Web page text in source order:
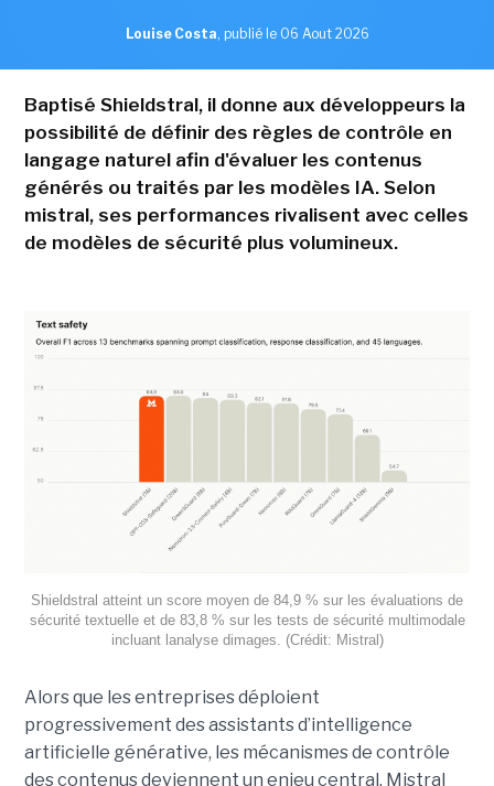
Louise Costa, publié le 06 Aout 2026
Baptisé Shieldstral, il donne aux développeurs la
possibilité de définir des règles de contrôle en
langage naturel afin d'évaluer les contenus
générés ou traités par les modèles IA. Selon
mistral, ses performances rivalisent avec celles
de modèles de sécurité plus volumineux.
Shieldstral atteint un score moyen de 84,9 % sur les évaluations de
sécurité textuelle et de 83,8 % sur les tests de sécurité multimodale
incluant lanalyse dimages. (Crédit: Mistral)
Alors que les entreprises déploient
progressivement des assistants d’intelligence
artificielle générative, les mécanismes de contrôle
des contenus deviennent un enjeu central. Mistral